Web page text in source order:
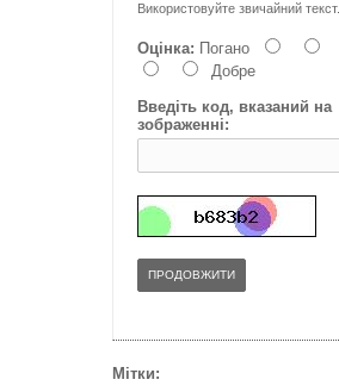
Використовуйте звичайний текст.
Оцінка: Погано
Добре
Введіть код, вказаний на
зображенні:
ПРОДОВЖИТИ
Мітки: